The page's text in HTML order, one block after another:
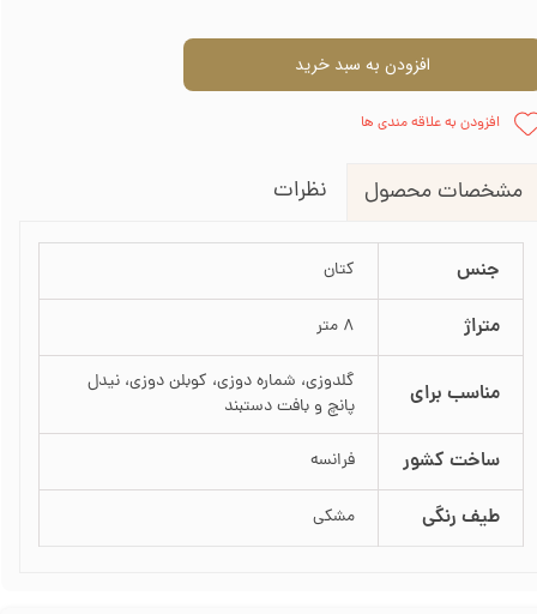
افزودن به سبد خرید
افزودن به علاقه مندی ها
مشخصات محصول نظرات
جنس کتان
متراژ 8 متر
مناسب برای
گلدوزی، شماره دوزی، کوبلن دوزی، نیدل
پانچ و بافت دستبند
ساخت کشور فرانسه
طیف رنگی مشکی